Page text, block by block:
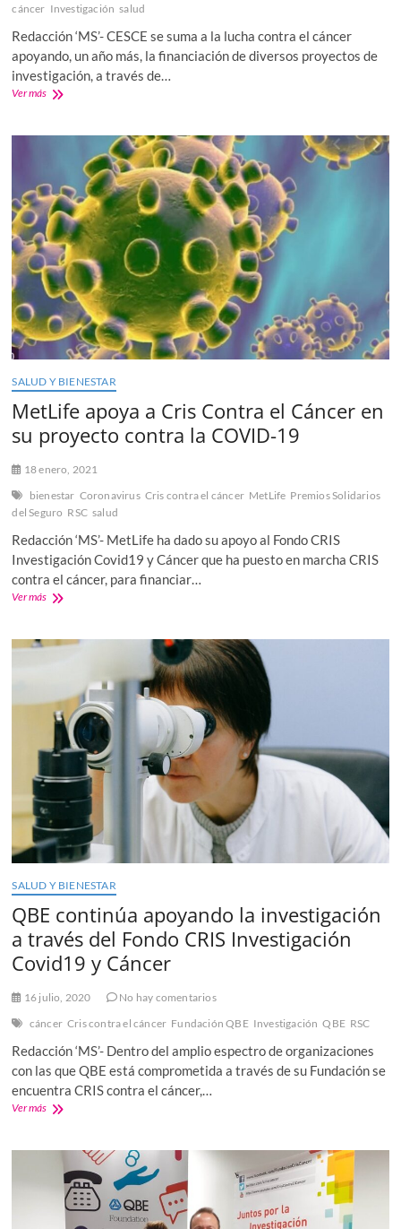
cáncer Investigación salud
Redacción ‘MS’- CESCE se suma a la lucha contra el cáncer
apoyando, un año más, la financiación de diversos proyectos de
investigación, a través de…
Ver másLa
gracias
al
apoyo
de
empresas
como
CESCE
SALUD Y BIENESTAR
MetLife apoya a Cris Contra el Cáncer en
su proyecto contra la COVID-19
18 enero, 2021
bienestar Coronavirus Cris contra el cáncer MetLife Premios Solidarios
del Seguro RSC salud
Redacción ‘MS’- MetLife ha dado su apoyo al Fondo CRIS
Investigación Covid19 y Cáncer que ha puesto en marcha CRIS
contra el cáncer, para financiar…
Ver másMetLife
Cris
Cáncer
en
su
proyecto
contra
la
19
SALUD Y BIENESTAR
QBE continúa apoyando la investigación
a través del Fondo CRIS Investigación
Covid19 y Cáncer
16 julio, 2020
No hay comentarios
cáncer Cris contra el cáncer Fundación QBE Investigación QBE RSC
Redacción ‘MS’- Dentro del amplio espectro de organizaciones
con las que QBE está comprometida a través de su Fundación se
encuentra CRIS contra el cáncer,…
Ver másQBE
investigación
través